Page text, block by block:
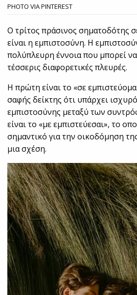
PHOTO VIA PINTEREST
Ο τρίτος πράσινος σηματοδότης
είναι η εμπιστοσύνη. Η
πολύπλευρη έννοια που μπορεί
τέσσερις διαφορετικές πλευρές.
Η πρώτη είναι το «σε
σαφής δείκτης ότι υπάρχει
εμπιστοσύνης μεταξύ των
είναι το «με εμπιστεύεσαι», το
σημαντικό για την οικοδόμηση
μια σχέση.